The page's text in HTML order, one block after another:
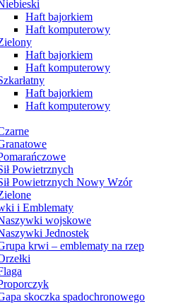
Haft bajorkiem
Haft komputerowy
Haft bajorkiem
Haft komputerowy
Haft bajorkiem
Haft komputerowy
Powietrznych
Powietrznych Nowy Wzór
i Emblematy
wojskowe
Jednostek
krwi – emblematy na rzep
skoczka spadochronowego